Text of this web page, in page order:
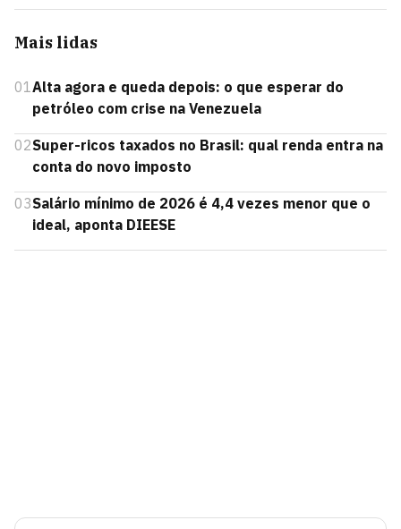
Mais lidas
01Alta agora e queda depois: o que esperar do
petróleo com crise na Venezuela
02Super-ricos taxados no Brasil: qual renda entra na
conta do novo imposto
03Salário mínimo de 2026 é 4,4 vezes menor que o
ideal, aponta DIEESE